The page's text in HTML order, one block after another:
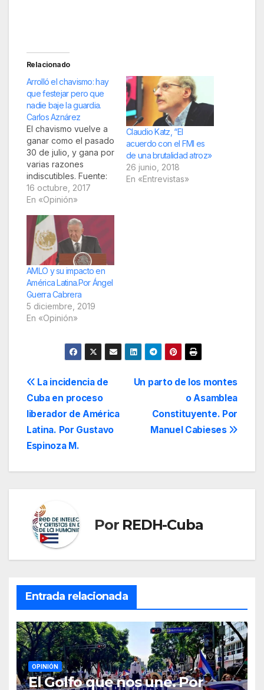
Relacionado
Arrolló el chavismo: hay
que festejar pero que
nadie baje la guardia.
Carlos Aznárez
El chavismo vuelve a
ganar como el pasado
30 de julio, y gana por
varias razones
indiscutibles. Fuente:
TeleSur La primera
porque las elecciones
de absoluta paz, sin
ningún tipo de
incidentes. Segundo
porque el voto fue
masivo, el bravo
pueblo salió otra vez
a…
16 octubre, 2017
En «Opinión»
Claudio Katz, “El
acuerdo con el FMI es
de una brutalidad atroz»
26 junio, 2018
En «Entrevistas»
AMLO y su impacto en
América Latina.Por Ángel
Guerra Cabrera
5 diciembre, 2019
En «Opinión»
Navegación
de
entradas
Un parto de los montes
o Asamblea
Constituyente. Por
Manuel Cabieses
La incidencia de
Cuba en proceso
liberador de América
Latina. Por Gustavo
Espinoza M.
Por REDH-Cuba
Entrada relacionada
OPINIÓN
El Golfo que nos une. Por